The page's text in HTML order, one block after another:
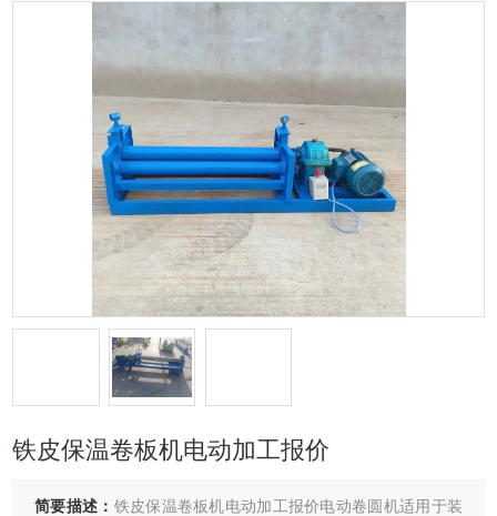
铁皮保温卷板机电动加工报价
简要描述： 铁皮保温卷板机电动加工报价电动卷圆机适用于装